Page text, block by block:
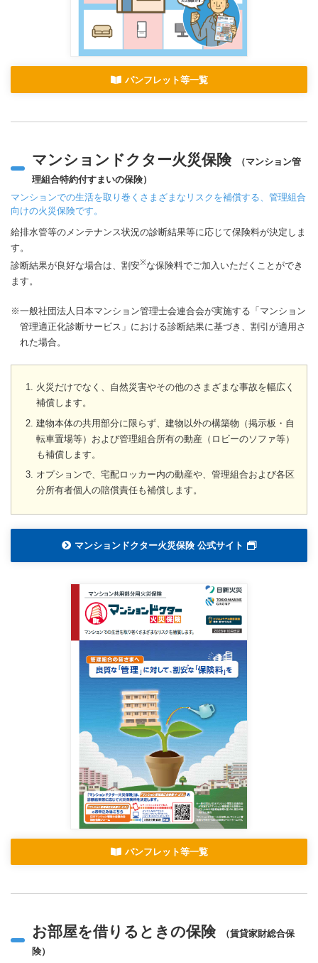
パンフレット等一覧
マンションドクター火災保険
（マンション管
理組合特約付すまいの保険）
マンションでの生活を取り巻くさまざまなリスクを補償する、管理組合
向けの火災保険です。
給排水管等のメンテナンス状況の診断結果等に応じて保険料が決定しま
す。
診断結果が良好な場合は、割安※な保険料でご加入いただくことができ
ます。
※一般社団法人日本マンション管理士会連合会が実施する「マンション
管理適正化診断サービス」における診断結果に基づき、割引が適用さ
れた場合。
火災だけでなく、自然災害やその他のさまざまな事故を幅広く
補償します。
建物本体の共用部分に限らず、建物以外の構築物（掲示板・自
転車置場等）および管理組合所有の動産（ロビーのソファ等）
も補償します。
オプションで、宅配ロッカー内の動産や、管理組合および各区
分所有者個人の賠償責任も補償します。
マンションドクター火災保険 公式サイト
パンフレット等一覧
お部屋を借りるときの保険
（賃貸家財総合保
険）